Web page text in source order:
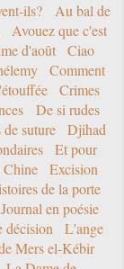
ils?
Au bal de
Avouez que c'est
d'août
Ciao
Comment
Crimes
De si rudes
suture
Djihad
Et pour
Chine
Excision
de la porte
Journal en poésie
décision
L'ange
Mers el-Kébir